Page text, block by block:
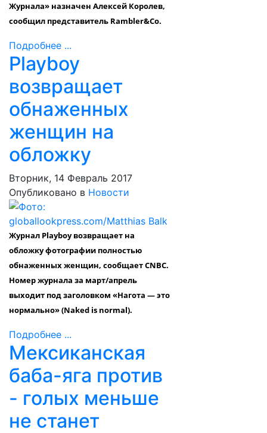
Журнала» назначен Алексей Королев,
сообщил представитель Rambler&Co.
Подробнее ...
Playboy
возвращает
обнаженных
женщин на
обложку
Вторник, 14 Февраль 2017
Опубликовано в Новости
Журнал Playboy возвращает на
обложку фотографии полностью
обнаженных женщин, сообщает CNBC.
Номер журнала за март/апрель
выходит под заголовком «Нагота — это
нормально» (Naked is normal).
Подробнее ...
Мексиканская
баба-яга против
- голых меньше
не станет